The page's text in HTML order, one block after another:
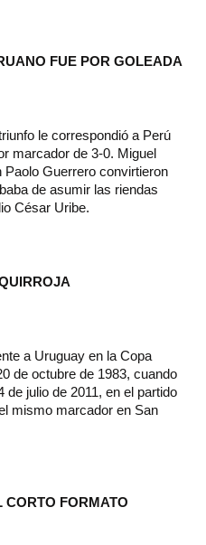
FUE POR GOLEADA
le correspondió a Perú
marcador de 3-0. Miguel
Guerrero convirtieron
de asumir las riendas
César Uribe.
a Uruguay en la Copa
de octubre de 1983, cuando
julio de 2011, en el partido
mismo marcador en San
CORTO FORMATO